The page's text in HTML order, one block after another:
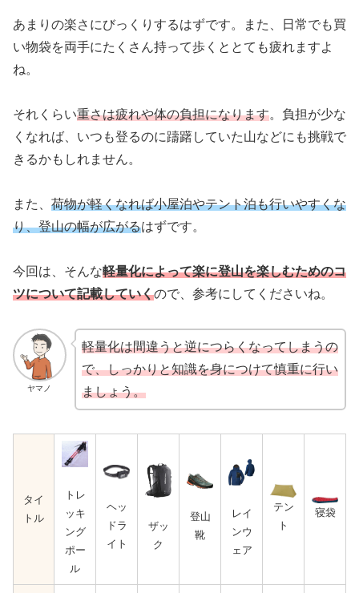
あまりの楽さにびっくりするはずです。また、日常でも買
い物袋を両手にたくさん持って歩くととても疲れますよ
ね。
それくらい重さは疲れや体の負担になります。負担が少な
くなれば、いつも登るのに躊躇していた山などにも挑戦で
きるかもしれません。
また、 荷物が軽くなれば小屋泊やテント泊も行いやすくな
り、登山の幅が広がるはずです。
今回は、そんな軽量化によって楽に登山を楽しむためのコ
ツについて記載していくので、参考にしてくださいね。
ヤマノ
軽量化は間違うと逆につらくなってしまうの
で、しっかりと知識を身につけて慎重に行い
ましょう。
タイ
トル
トレ
ッキ
ング
ポー
ル
ヘッ
ドラ
イト
ザッ
ク
登山
靴
レイ
ンウ
ェア
テン
ト
寝袋